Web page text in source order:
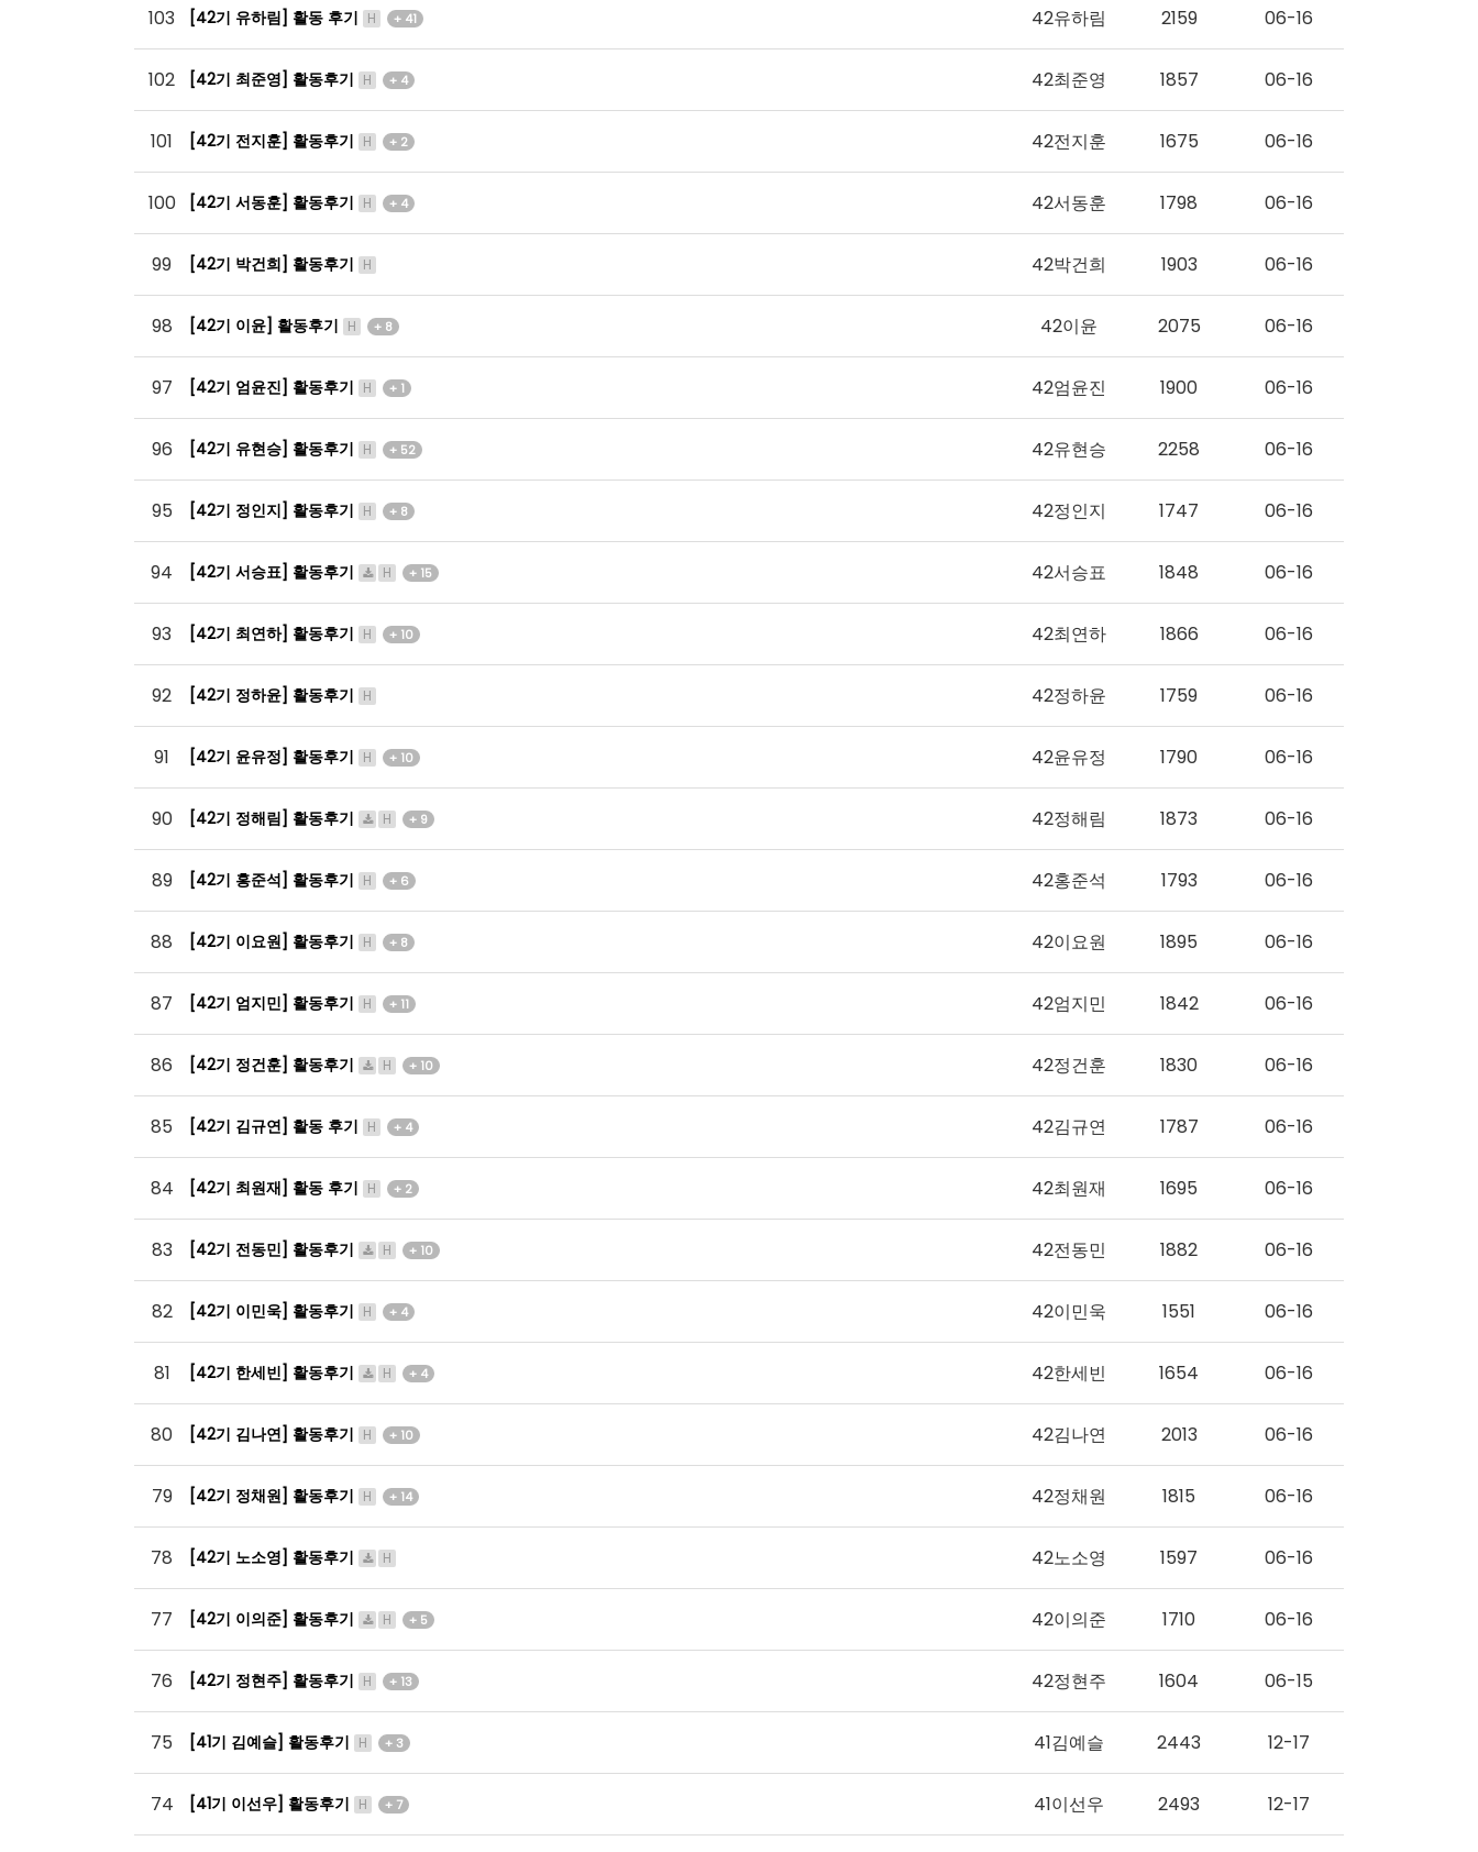
103 [42기 유하림] 활동 후기 H + 41 42유하림 2159 06-16
102 [42기 최준영] 활동후기 H + 4 42최준영 1857 06-16
101 [42기 전지훈] 활동후기 H + 2 42전지훈 1675 06-16
100 [42기 서동훈] 활동후기 H + 4 42서동훈 1798 06-16
99 [42기 박건희] 활동후기 H 42박건희 1903 06-16
98 [42기 이윤] 활동후기 H + 8 42이윤 2075 06-16
97 [42기 엄윤진] 활동후기 H + 1 42엄윤진 1900 06-16
96 [42기 유현승] 활동후기 H + 52 42유현승 2258 06-16
95 [42기 정인지] 활동후기 H + 8 42정인지 1747 06-16
94 [42기 서승표] 활동후기 H + 15 42서승표 1848 06-16
93 [42기 최연하] 활동후기 H + 10 42최연하 1866 06-16
92 [42기 정하윤] 활동후기 H 42정하윤 1759 06-16
91 [42기 윤유정] 활동후기 H + 10 42윤유정 1790 06-16
90 [42기 정해림] 활동후기 H + 9 42정해림 1873 06-16
89 [42기 홍준석] 활동후기 H + 6 42홍준석 1793 06-16
88 [42기 이요원] 활동후기 H + 8 42이요원 1895 06-16
87 [42기 엄지민] 활동후기 H + 11 42엄지민 1842 06-16
86 [42기 정건훈] 활동후기 H + 10 42정건훈 1830 06-16
85 [42기 김규연] 활동 후기 H + 4 42김규연 1787 06-16
84 [42기 최원재] 활동 후기 H + 2 42최원재 1695 06-16
83 [42기 전동민] 활동후기 H + 10 42전동민 1882 06-16
82 [42기 이민욱] 활동후기 H + 4 42이민욱 1551 06-16
81 [42기 한세빈] 활동후기 H + 4 42한세빈 1654 06-16
80 [42기 김나연] 활동후기 H + 10 42김나연 2013 06-16
79 [42기 정채원] 활동후기 H + 14 42정채원 1815 06-16
78 [42기 노소영] 활동후기 H 42노소영 1597 06-16
77 [42기 이의준] 활동후기 H + 5 42이의준 1710 06-16
76 [42기 정현주] 활동후기 H + 13 42정현주 1604 06-15
75 [41기 김예슬] 활동후기 H + 3 41김예슬 2443 12-17
74 [41기 이선우] 활동후기 H + 7 41이선우 2493 12-17